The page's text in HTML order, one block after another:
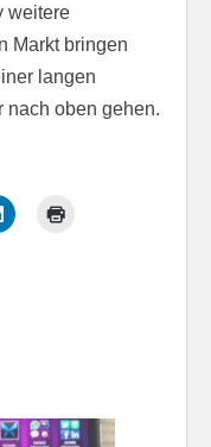
weitere
Markt bringen
langen
nach oben gehen.